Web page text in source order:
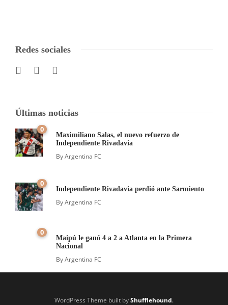
Redes sociales
Últimas noticias
0
Maximiliano Salas, el nuevo refuerzo de
Independiente Rivadavia
ByArgentina FC
0
Independiente Rivadavia perdió ante Sarmiento
ByArgentina FC
0
Maipú le ganó 4 a 2 a Atlanta en la Primera
Nacional
ByArgentina FC
WordPress Theme built byShufflehound.